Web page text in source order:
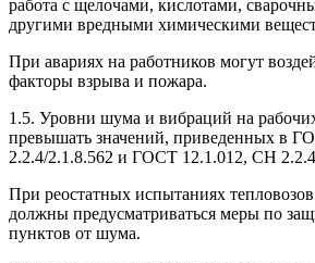
работа с щелочами, кислотами,
другими вредными химическими
При авариях на работников могут
факторы взрыва и пожара.
1.5. Уровни шума и вибраций на
превышать значений, приведенных в
2.2.4/2.1.8.562 и ГОСТ 12.1.012, СН
При реостатных испытаниях тепловозов
должны предусматриваться меры по
пунктов от шума.